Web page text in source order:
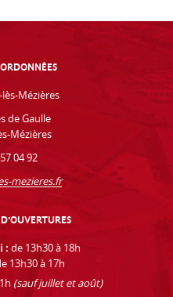
Mézières
de Gaulle
Mézières
04 92
mezieres.fr
: de 13h30 à 18h
13h30 à 17h
(sauf juillet et août)